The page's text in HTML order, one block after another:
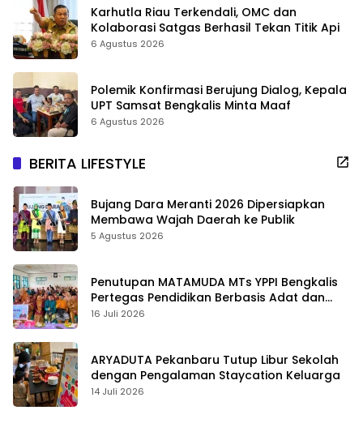
Karhutla Riau Terkendali, OMC dan
Kolaborasi Satgas Berhasil Tekan Titik Api
6 Agustus 2026
Polemik Konfirmasi Berujung Dialog, Kepala
UPT Samsat Bengkalis Minta Maaf
6 Agustus 2026
BERITA LIFESTYLE
Bujang Dara Meranti 2026 Dipersiapkan
Membawa Wajah Daerah ke Publik
5 Agustus 2026
Penutupan MATAMUDA MTs YPPI Bengkalis
Pertegas Pendidikan Berbasis Adat dan
Karakter
16 Juli 2026
ARYADUTA Pekanbaru Tutup Libur Sekolah
dengan Pengalaman Staycation Keluarga
14 Juli 2026